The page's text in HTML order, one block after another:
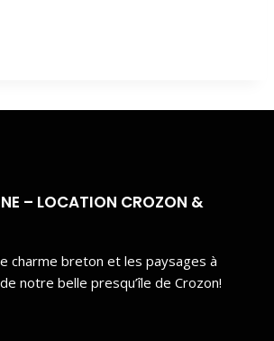
– LOCATION CROZON &
charme breton et les paysages à
notre belle presqu’île de Crozon!